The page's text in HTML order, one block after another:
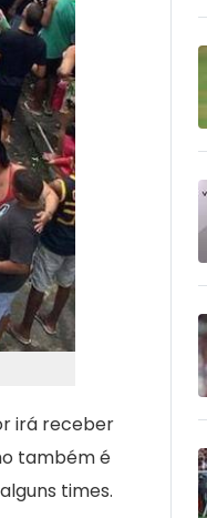
irá receber
também é
times.